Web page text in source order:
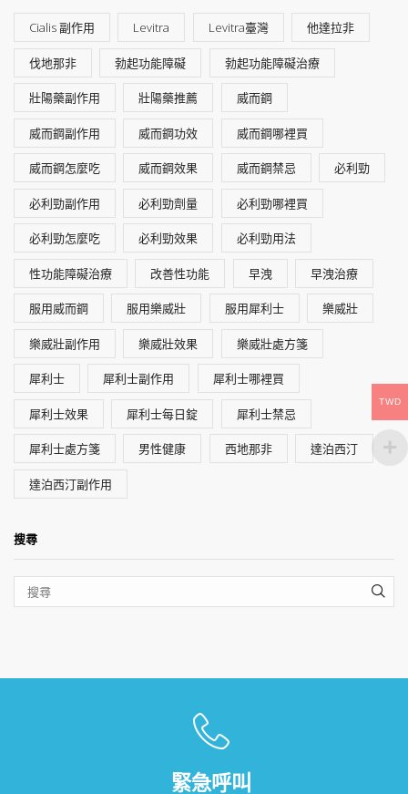
Cialis 副作用 Levitra Levitra臺灣 他達拉非
伐地那非 勃起功能障礙 勃起功能障礙治療
壯陽藥副作用 壯陽藥推薦 威而鋼
威而鋼副作用 威而鋼功效 威而鋼哪裡買
威而鋼怎麼吃 威而鋼效果 威而鋼禁忌 必利勁
必利勁副作用 必利勁劑量 必利勁哪裡買
必利勁怎麼吃 必利勁效果 必利勁用法
性功能障礙治療 改善性功能 早洩 早洩治療
服用威而鋼 服用樂威壯 服用犀利士 樂威壯
樂威壯副作用 樂威壯效果 樂威壯處方箋
犀利士 犀利士副作用 犀利士哪裡買
犀利士效果 犀利士每日錠 犀利士禁忌
犀利士處方箋 男性健康 西地那非 達泊西汀
達泊西汀副作用
搜尋
緊急呼叫
TWD